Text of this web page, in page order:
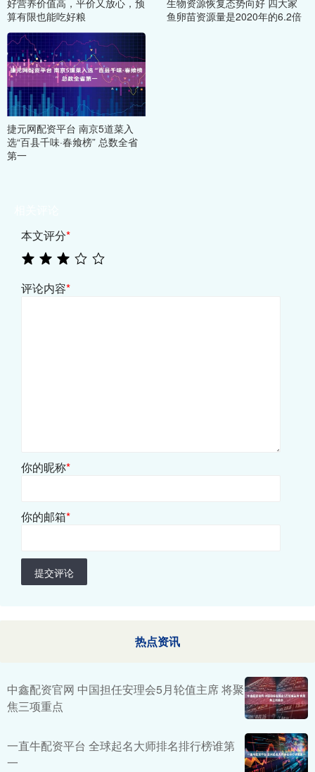
算有限也能吃好粮
鱼卵苗资源量是2020年的6.2倍
捷元网配资平台 南京5道菜入
选“百县千味·春飨榜” 总数全省
第一
本文评分*
评论内容*
你的昵称*
你的邮箱*
提交评论
热点资讯
中鑫配资官网 中国担任安理会5月轮值主席 将聚
焦三项重点
一直牛配资平台 全球起名大师排名排行榜谁第
一